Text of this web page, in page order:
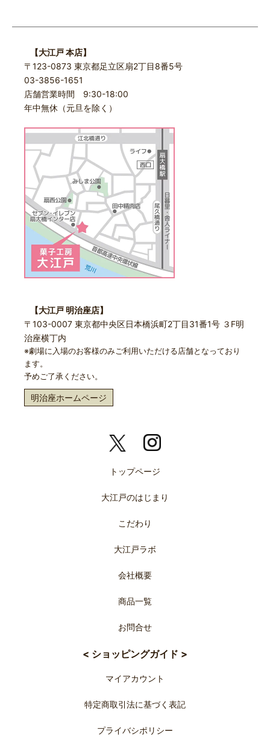
【大江戸 本店】
〒123-0873 東京都足立区扇2丁目8番5号
03-3856-1651
店舗営業時間 9:30-18:00
年中無休（元旦を除く）
【大江戸 明治座店】
〒103-0007 東京都中央区日本橋浜町2丁目31番1号 ３F明
治座横丁内
※劇場に入場のお客様のみご利用いただける店舗となっており
ます。
予めご了承ください。
明治座ホームページ
トップページ
大江戸のはじまり
こだわり
大江戸ラボ
会社概要
商品一覧
お問合せ
< ショッピングガイド >
マイアカウント
特定商取引法に基づく表記
プライバシポリシー